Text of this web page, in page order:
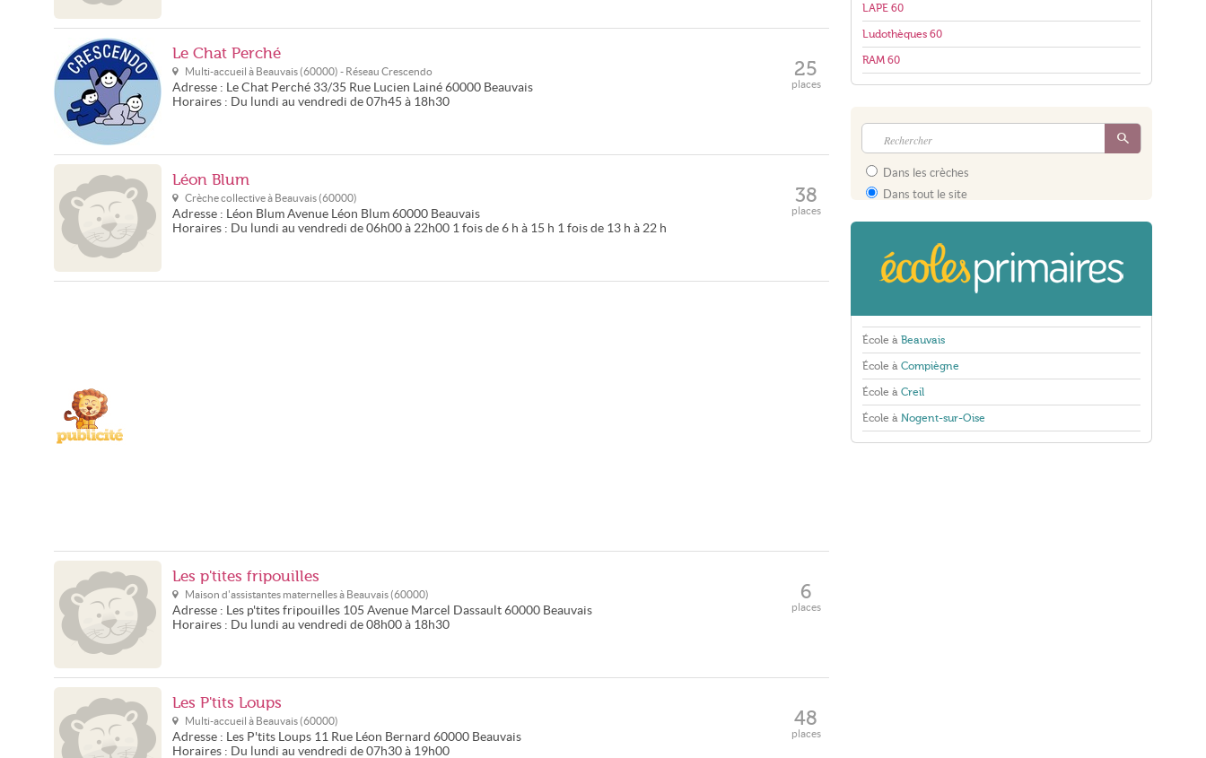
Le Chat Perché
Multi-accueil à Beauvais (60000) - Réseau Crescendo
Adresse : Le Chat Perché 33/35 Rue Lucien Lainé 60000 Beauvais
Horaires : Du lundi au vendredi de 07h45 à 18h30
25
places
Léon Blum
Crèche collective à Beauvais (60000)
Adresse : Léon Blum Avenue Léon Blum 60000 Beauvais
Horaires : Du lundi au vendredi de 06h00 à 22h00 1 fois de 6 h à 15 h 1 fois de 13 h à 22 h
38
places
Les p'tites fripouilles
Maison d'assistantes maternelles à Beauvais (60000)
Adresse : Les p'tites fripouilles 105 Avenue Marcel Dassault 60000 Beauvais
Horaires : Du lundi au vendredi de 08h00 à 18h30
6
places
Les P'tits Loups
Multi-accueil à Beauvais (60000)
Adresse : Les P'tits Loups 11 Rue Léon Bernard 60000 Beauvais
Horaires : Du lundi au vendredi de 07h30 à 19h00
48
places
LAPE 60
Ludothèques 60
RAM 60
Dans les crèches
Dans tout le site
École à Beauvais
École à Compiègne
École à Creil
École à Nogent-sur-Oise